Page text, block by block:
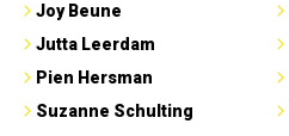
Joy Beune
Jutta Leerdam
Pien Hersman
Suzanne Schulting